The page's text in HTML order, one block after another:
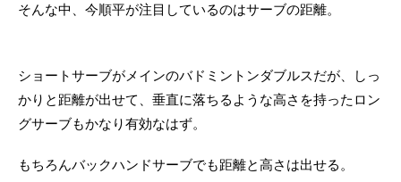
そんな中、今順平が注目しているのはサーブの距離。
ショートサーブがメインのバドミントンダブルスだが、しっ
かりと距離が出せて、垂直に落ちるような高さを持ったロン
グサーブもかなり有効なはず。
もちろんバックハンドサーブでも距離と高さは出せる。